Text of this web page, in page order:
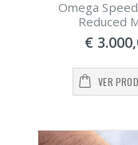
Omega
Reduced
€
VER